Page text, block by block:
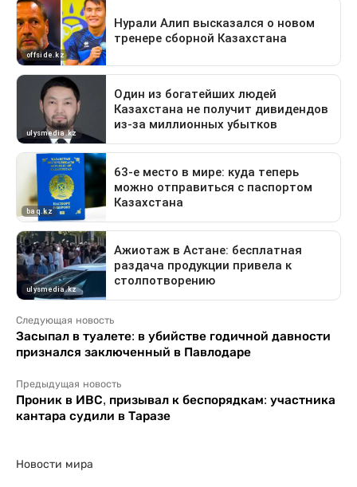
Следующая новость
Засыпал в туалете: в убийстве годичной давности
признался заключенный в Павлодаре
Предыдущая новость
Проник в ИВС, призывал к беспорядкам: участника
кантара судили в Таразе
Новости мира